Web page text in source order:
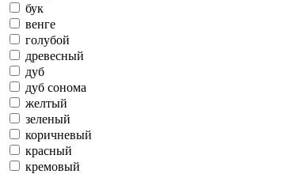
бук
венге
голубой
древесный
дуб
дуб сонома
желтый
зеленый
коричневый
красный
кремовый